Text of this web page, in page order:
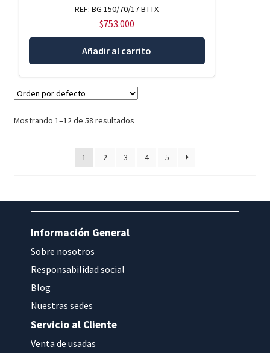
REF: BG 150/70/17 BTTX
$753.000
Añadir al carrito
Mostrando 1–12 de 58 resultados
1 2 3 4 5
Información General
Sobre nosotros
Responsabilidad social
Blog
Nuestras sedes
Servicio al Cliente
Venta de usadas